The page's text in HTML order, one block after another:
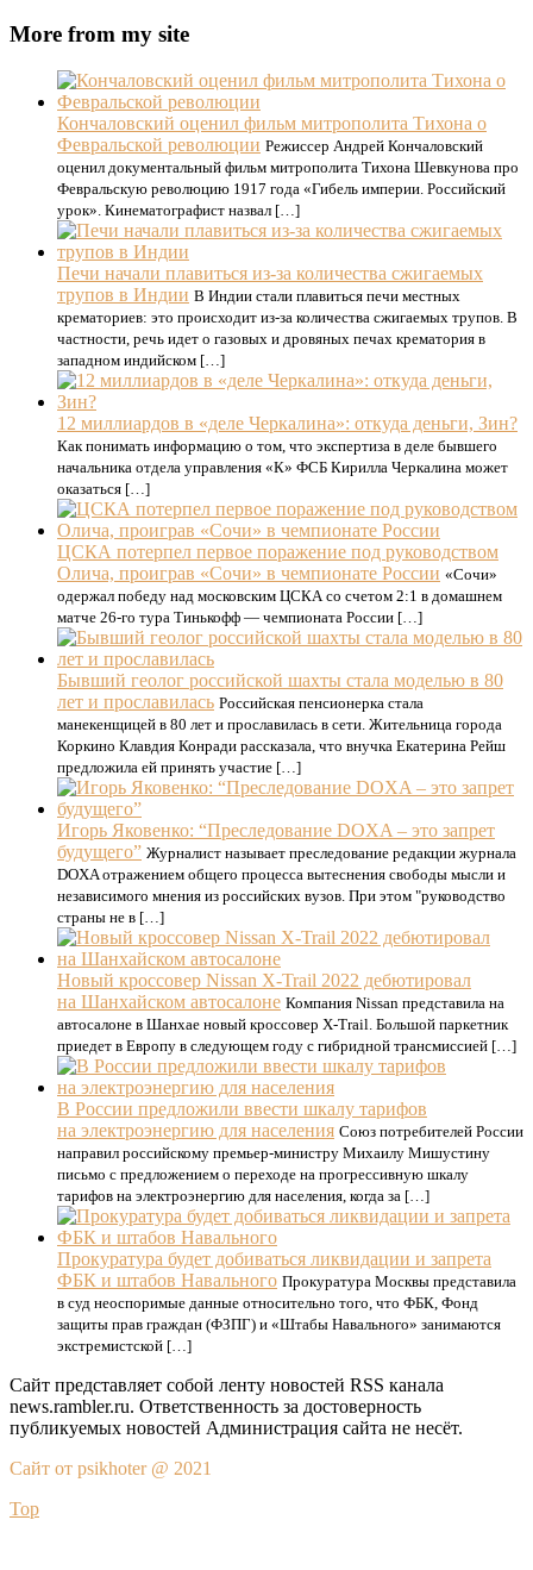
More from my site
Кончаловский оценил фильм митрополита Тихона о
Февральской революции Режиссер Андрей Кончаловский
оценил документальный фильм митрополита Тихона Шевкунова про
Февральскую революцию 1917 года «Гибель империи. Российский
урок». Кинематографист назвал […]
Печи начали плавиться из-за количества сжигаемых
трупов в Индии В Индии стали плавиться печи местных
крематориев: это происходит из-за количества сжигаемых трупов. В
частности, речь идет о газовых и дровяных печах крематория в
западном индийском […]
12 миллиардов в «деле Черкалина»: откуда деньги, Зин?
Как понимать информацию о том, что экспертиза в деле бывшего
начальника отдела управления «К» ФСБ Кирилла Черкалина может
оказаться […]
ЦСКА потерпел первое поражение под руководством
Олича, проиграв «Сочи» в чемпионате России «Сочи»
одержал победу над московским ЦСКА со счетом 2:1 в домашнем
матче 26-го тура Тинькофф — чемпионата России […]
Бывший геолог российской шахты стала моделью в 80
лет и прославилась Российская пенсионерка стала
манекенщицей в 80 лет и прославилась в сети. Жительница города
Коркино Клавдия Конради рассказала, что внучка Екатерина Рейш
предложила ей принять участие […]
Игорь Яковенко: “Преследование DOXA – это запрет
будущего” Журналист называет преследование редакции журнала
DOXA отражением общего процесса вытеснения свободы мысли и
независимого мнения из российских вузов. При этом "руководство
страны не в […]
Новый кроссовер Nissan X-Trail 2022 дебютировал
на Шанхайском автосалоне Компания Nissan представила на
автосалоне в Шанхае новый кроссовер X-Trail. Большой паркетник
приедет в Европу в следующем году с гибридной трансмиссией […]
В России предложили ввести шкалу тарифов
на электроэнергию для населения Союз потребителей России
направил российскому премьер-министру Михаилу Мишустину
письмо с предложением о переходе на прогрессивную шкалу
тарифов на электроэнергию для населения, когда за […]
Прокуратура будет добиваться ликвидации и запрета
ФБК и штабов Навального Прокуратура Москвы представила
в суд неоспоримые данные относительно того, что ФБК, Фонд
защиты прав граждан (ФЗПГ) и «Штабы Навального» занимаются
экстремистской […]
Сайт представляет собой ленту новостей RSS канала
news.rambler.ru. Ответственность за достоверность
публикуемых новостей Администрация сайта не несёт.
Сайт от psikhoter @ 2021
Top